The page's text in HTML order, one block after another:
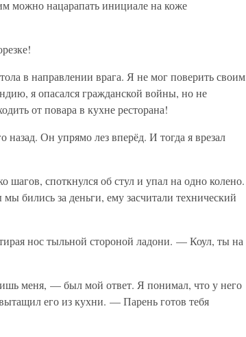
можно нацарапать инициале на коже
в направлении врага. Я не мог поверить своим
я опасался гражданской войны, но не
от повара в кухне ресторана!
назад. Он упрямо лез вперёд. И тогда я врезал
шагов, споткнулся об стул и упал на одно колено.
бились за деньги, ему засчитали технический
нос тыльной стороной ладони. — Коул, ты на
меня, — был мой ответ. Я понимал, что у него
его из кухни. — Парень готов тебя